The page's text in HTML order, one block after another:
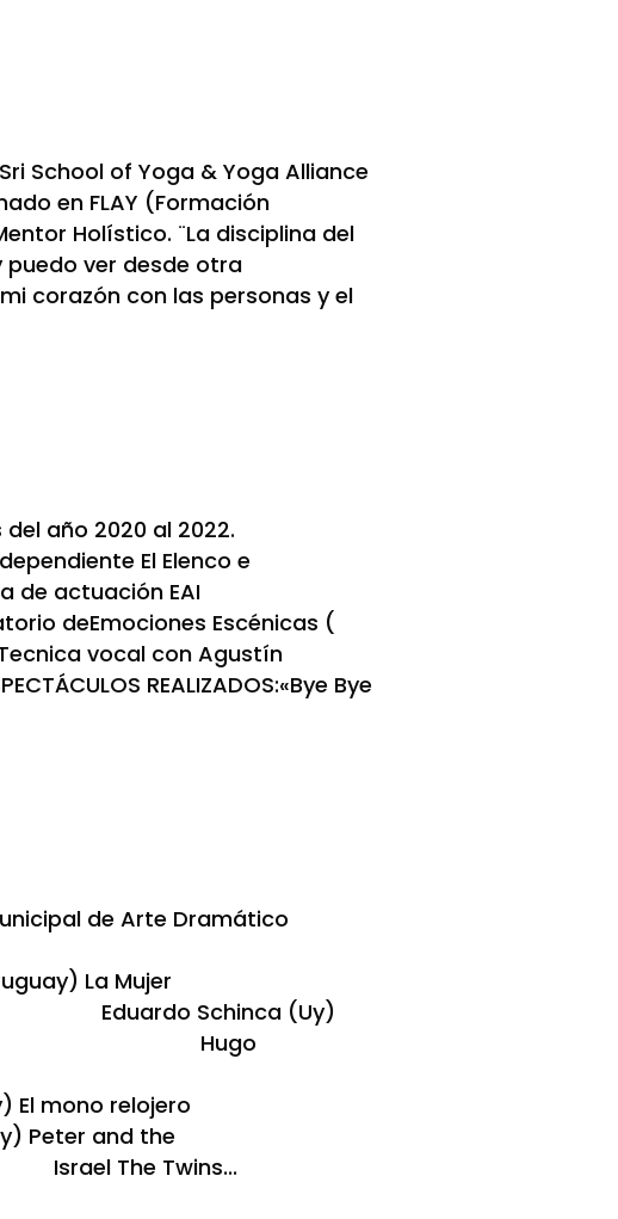
School of Yoga & Yoga Alliance
en FLAY (Formación
Holístico. ¨La disciplina del
puedo ver desde otra
corazón con las personas y el
año 2020 al 2022.
El Elenco e
de actuación EAI
deEmociones Escénicas (
vocal con Agustín
REALIZADOS:«Bye Bye
de Arte Dramático
La Mujer
Schinca (Uy)
Hugo
El mono relojero
and the
Twins...